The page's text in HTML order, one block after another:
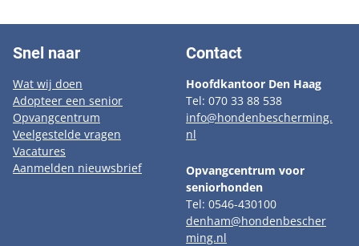
Snel naar
Wat wij doen
Adopteer een senior
Opvangcentrum
Veelgestelde vragen
Vacatures
Aanmelden nieuwsbrief
Contact
Hoofdkantoor Den Haag
Tel: 070 33 88 538
info@hondenbescherming.
nl
Opvangcentrum voor
seniorhonden
Tel: 0546-430100
denham@hondenbescher
ming.nl